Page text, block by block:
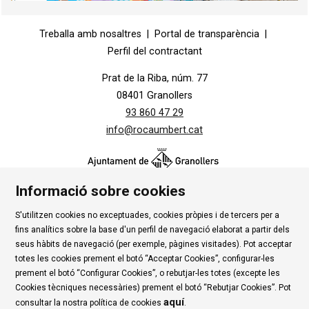
Treballa amb nosaltres
Portal de transparència
Perfil del contractant
Prat de la Riba, núm. 77
08401 Granollers
93 860 47 29
info@rocaumbert.cat
Contacte | Instància Genèrica | Alta Tercers
|
Ús de Cookies
| Política de privadesa | Avís Legal
|
Condicions d'ús Roca Umbert
Link a rssLink a instagramLink a youtubeLink a twitter
Link
Informació sobre cookies
S'utilitzen cookies no exceptuades, cookies pròpies i de tercers per a
fins analítics sobre la base d'un perfil de navegació elaborat a partir dels
seus hàbits de navegació (per exemple, pàgines visitades). Pot acceptar
totes les cookies prement el botó “Acceptar Cookies”, configurar-les
prement el botó “Configurar Cookies”, o rebutjar-les totes (excepte les
Cookies tècniques necessàries) prement el botó “Rebutjar Cookies”. Pot
consultar la nostra política de cookies aquí.